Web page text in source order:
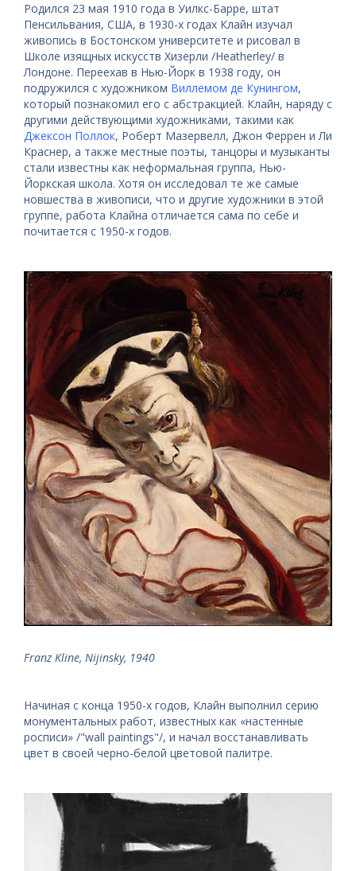
Родился 23 мая 1910 года в Уилкс-Барре, штат
Пенсильвания, США, в 1930-х годах Клайн изучал
живопись в Бостонском университете и рисовал в
Школе изящных искусств Хизерли /Heatherley/ в
Лондоне. Переехав в Нью-Йорк в 1938 году, он
подружился с художником Виллемом де Кунингом,
который познакомил его с абстракцией. Клайн, наряду с
другими действующими художниками, такими как
Джексон Поллок, Роберт Мазервелл, Джон Феррен и Ли
Краснер, а также местные поэты, танцоры и музыканты
стали известны как неформальная группа, Нью-
Йоркская школа. Хотя он исследовал те же самые
новшества в живописи, что и другие художники в этой
группе, работа Клайна отличается сама по себе и
почитается с 1950-х годов.
Franz Kline, Nijinsky, 1940
Начиная с конца 1950-х годов, Клайн выполнил серию
монументальных работ, известных как «настенные
росписи» /"wall paintings"/, и начал восстанавливать
цвет в своей черно-белой цветовой палитре.